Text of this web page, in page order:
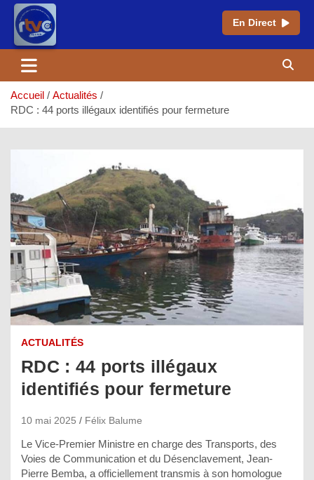
En Direct
contenu
Accueil
Actualités
RDC : 44 ports illégaux identifiés pour fermeture
ACTUALITÉS
RDC : 44 ports illégaux
identifiés pour fermeture
10 mai 2025 Félix Balume
Le Vice-Premier Ministre en charge des Transports, des
Voies de Communication et du Désenclavement, Jean-
Pierre Bemba, a officiellement transmis à son homologue